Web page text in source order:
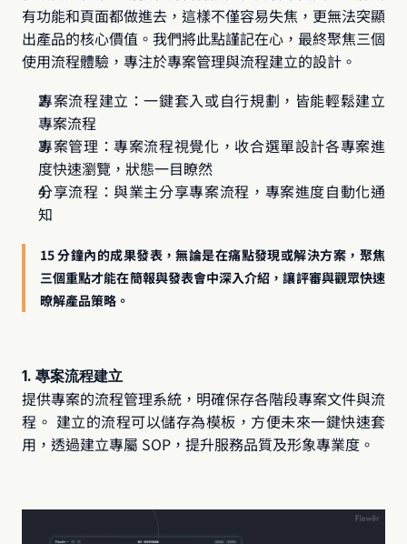
有功能和頁面都做進去，這樣不僅容易失焦，更無法突顯
出產品的核心價值。我們將此點謹記在心，最終聚焦三個
使用流程體驗，專注於專案管理與流程建立的設計。
專案流程建立：一鍵套入或自行規劃，皆能輕鬆建立
專案流程
專案管理：專案流程視覺化，收合選單設計各專案進
度快速瀏覽，狀態一目瞭然
分享流程：與業主分享專案流程，專案進度自動化通
知
15 分鐘內的成果發表，無論是在痛點發現或解決方案，聚焦
三個重點才能在簡報與發表會中深入介紹，讓評審與觀眾快速
暸解產品策略。
1. 專案流程建立
提供專案的流程管理系統，明確保存各階段專案文件與流
程。 建立的流程可以儲存為模板，方便未來一鍵快速套
用，透過建立專屬 SOP，提升服務品質及形象專業度。